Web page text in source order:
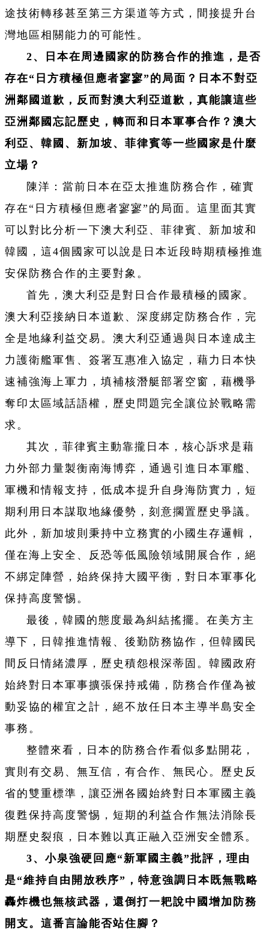
途技術轉移甚至第三方渠道等方式，間接提升台
灣地區相關能力的可能性。
2、日本在周邊國家的防務合作的推進，是否
存在“日方積極但應者寥寥”的局面？日本不對亞
洲鄰國道歉，反而對澳大利亞道歉，真能讓這些
亞洲鄰國忘記歷史，轉而和日本軍事合作？澳大
利亞、韓國、新加坡、菲律賓等一些國家是什麼
立場？
陳洋：當前日本在亞太推進防務合作，確實
存在“日方積極但應者寥寥”的局面。這里面其實
可以對比分析一下澳大利亞、菲律賓、新加坡和
韓國，這4個國家可以說是日本近段時期積極推進
安保防務合作的主要對象。
首先，澳大利亞是對日合作最積極的國家。
澳大利亞接納日本道歉、深度綁定防務合作，完
全是地緣利益交易。澳大利亞通過與日本達成主
力護衛艦軍售、簽署互惠准入協定，藉力日本快
速補強海上軍力，填補核潛艇部署空窗，藉機爭
奪印太區域話語權，歷史問題完全讓位於戰略需
求。
其次，菲律賓主動靠攏日本，核心訴求是藉
力外部力量製衡南海博弈，通過引進日本軍艦、
軍機和情報支持，低成本提升自身海防實力，短
期利用日本謀取地緣優勢，刻意擱置歷史爭議。
此外，新加坡則秉持中立務實的小國生存邏輯，
僅在海上安全、反恐等低風險領域開展合作，絕
不綁定陣營，始終保持大國平衡，對日本軍事化
保持高度警惕。
最後，韓國的態度最為糾結搖擺。在美方主
導下，日韓推進情報、後勤防務協作，但韓國民
間反日情緒濃厚，歷史積怨根深蒂固。韓國政府
始終對日本軍事擴張保持戒備，防務合作僅為被
動妥協的權宜之計，絕不放任日本主導半島安全
事務。
整體來看，日本的防務合作看似多點開花，
實則有交易、無互信，有合作、無民心。歷史反
省的雙重標準，讓亞洲各國始終對日本軍國主義
復甦保持高度警惕，短期的利益合作無法消除長
期歷史裂痕，日本難以真正融入亞洲安全體系。
3、小泉強硬回應“新軍國主義”批評，理由
是“維持自由開放秩序”，特意強調日本既無戰略
轟炸機也無核武器，還倒打一耙說中國增加防務
開支。這番言論能否站住腳？